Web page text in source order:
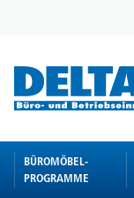
BÜROMÖBEL-
PROGRAMME